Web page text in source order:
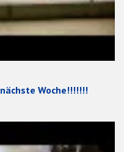
Woche!!!!!!!